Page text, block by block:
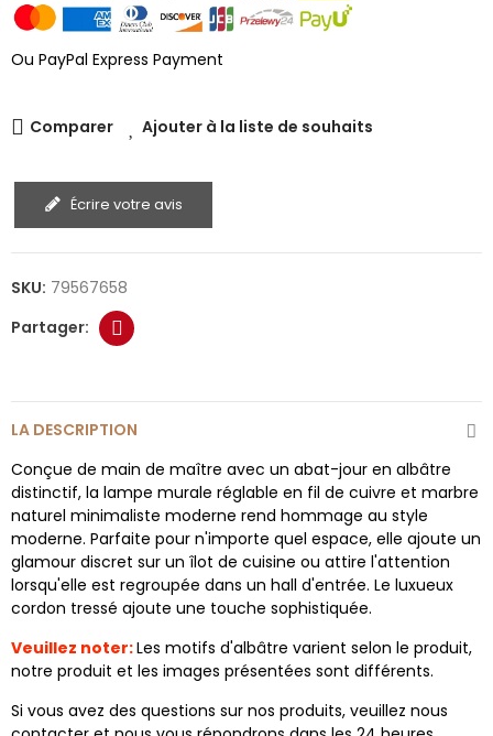
Ou PayPal Express Payment
Comparer Ajouter à la liste de souhaits
Écrire votre avis
SKU: 79567658
LA DESCRIPTION
Conçue de main de maître avec un abat-jour en albâtre
distinctif, la lampe murale réglable en fil de cuivre et marbre
naturel minimaliste moderne rend hommage au style
moderne. Parfaite pour n'importe quel espace, elle ajoute un
glamour discret sur un îlot de cuisine ou attire l'attention
lorsqu'elle est regroupée dans un hall d'entrée. Le luxueux
cordon tressé ajoute une touche sophistiquée.
Veuillez noter:Les motifs d'albâtre varient selon le produit,
notre produit et les images présentées sont différents.
Si vous avez des questions sur nos produits, veuillez nous